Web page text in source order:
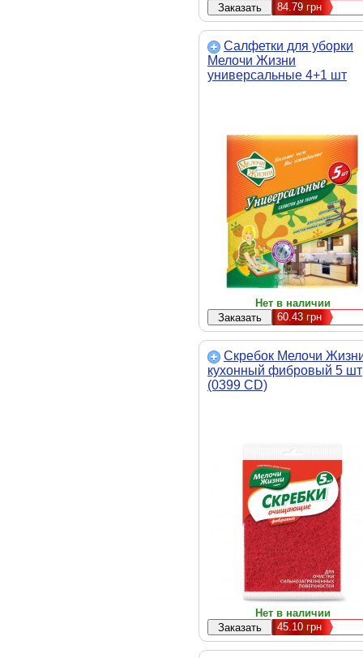
84.79 грн
Салфетки для уборки
Мелочи Жизни
универсальные 4+1 шт
Нет в наличии
60.43 грн
Скребок Мелочи
кухонный фибровый 5 шт
(0399 CD)
Нет в наличии
45.10 грн